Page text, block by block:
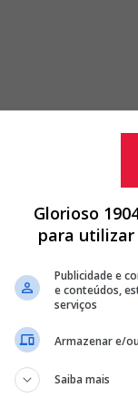
deste ano por
mediante o
operação
há apenas
mais-valia da
A PORTUGAL,
Glorioso
para utilizar
Publicidade e
e conteúdos,
serviços
Armazenar e/
Saiba mais